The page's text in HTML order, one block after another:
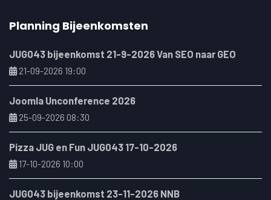
Planning Bijeenkomsten
JUG043 bijeenkomst 21-9-2026 Van SEO naar GEO
21-09-2026 19:00
Joomla Unconference 2026
25-09-2026 08:30
Pizza JUG en Fun JUG043 17-10-2026
17-10-2026 10:00
JUG043 bijeenkomst 23-11-2026 NNB